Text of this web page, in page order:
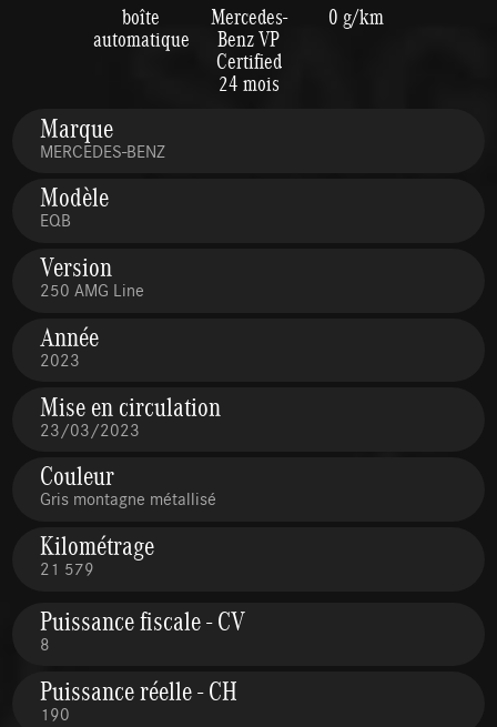
boîte
automatique
Mercedes-
Benz VP
Certified
24 mois
0 g/km
Marque
MERCEDES-BENZ
Modèle
EQB
Version
250 AMG Line
Année
2023
Mise en circulation
23/03/2023
Couleur
Gris montagne métallisé
Kilométrage
21 579
Puissance fiscale - CV
8
Puissance réelle - CH
190